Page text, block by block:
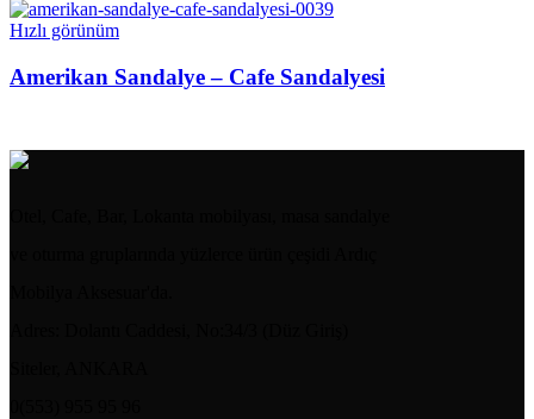
Hızlı görünüm
Amerikan Sandalye – Cafe Sandalyesi